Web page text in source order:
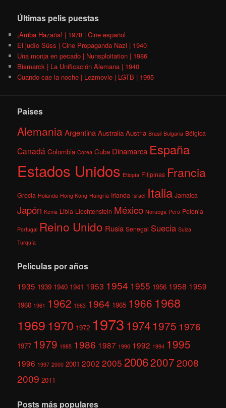
Últimas pelis puestas
¡Arriba Hazaña! | 1978 | Cine español
El judío Süss | Cine Propaganda Nazi | 1940
Una monja en pecado | Nunsploitation | 1986
Bismarck | La Unificación Alemana | 1940
Cuando cae la noche | Lezmovie | LGTB | 1995
Países
AlemaniaArgentina Australia Austria Brasil Bulgaria Bélgica
Canadá Colombia Corea Cuba Dinamarca España
Estados Unidos Etiopía Filipinas Francia
Grecia Holanda Hong Kong Hungría Irlanda Israel Italia Jamaica
Japón Kenia Libia Liechtenstein México Noruega Perú Polonia
Portugal Reino Unido Rusia Senegal Suecia Suiza
Turquía
Películas por años
1935 1939 1940 1941 1953 1954 1955 1956 1958 1959
1960 1961 1962 1963 1964 1965 1966 1968
1969 1970 1972 1973 1974 1975 1976
1977 1979 1985 1986 1987 1990 1992 1994 1995
1996 1997 2000 2001 2002 2005 200620072008
2009 2011
Posts más populares